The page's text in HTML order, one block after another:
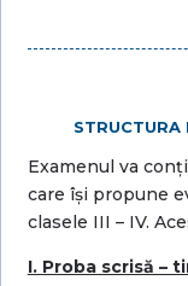
STRUCTURA
Examenul va
care își propune
clasele III – IV.
I. Proba scrisă –